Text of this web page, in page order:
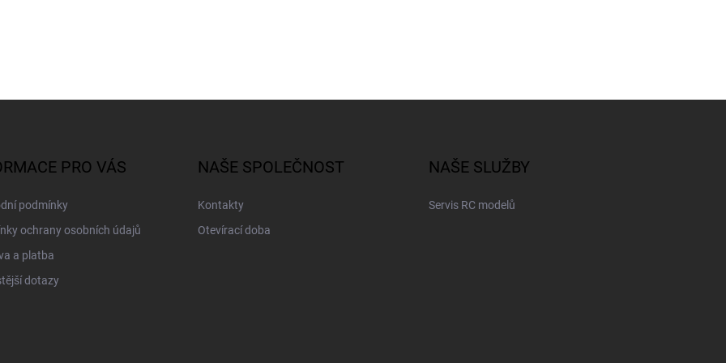
PRO VÁS
podmínky
ochrany osobních údajů
a platba
dotazy
NAŠE SPOLEČNOST
Kontakty
Otevírací doba
NAŠE SLUŽBY
Servis RC modelů